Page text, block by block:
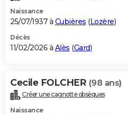
Naissance
25/07/1937 à Cubières (Lozère)
Décès
11/02/2026 à Alès (Gard)
Cecile FOLCHER (98 ans)
Créer une cagnotte obsèques
Naissance